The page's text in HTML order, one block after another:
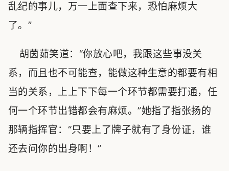
乱纪的事儿，万一上面查下来，恐怕麻烦大
了。”
胡茵茹笑道：“你放心吧，我跟这些事没关
系，而且也不可能查，能做这种生意的都要有相
当的关系，上上下下每一个环节都需要打通，任
何一个环节出错都会有麻烦。”她指了指张扬的
那辆指挥官：“只要上了牌子就有了身份证，谁
还去问你的出身啊！”